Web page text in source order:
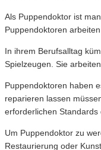
Als Puppendoktor ist
Puppendoktoren
In ihrem Berufsalltag
Spielzeugen. Sie
Puppendoktoren haben
reparieren lassen
erforderlichen Standards
Um Puppendoktor zu
Restaurierung oder